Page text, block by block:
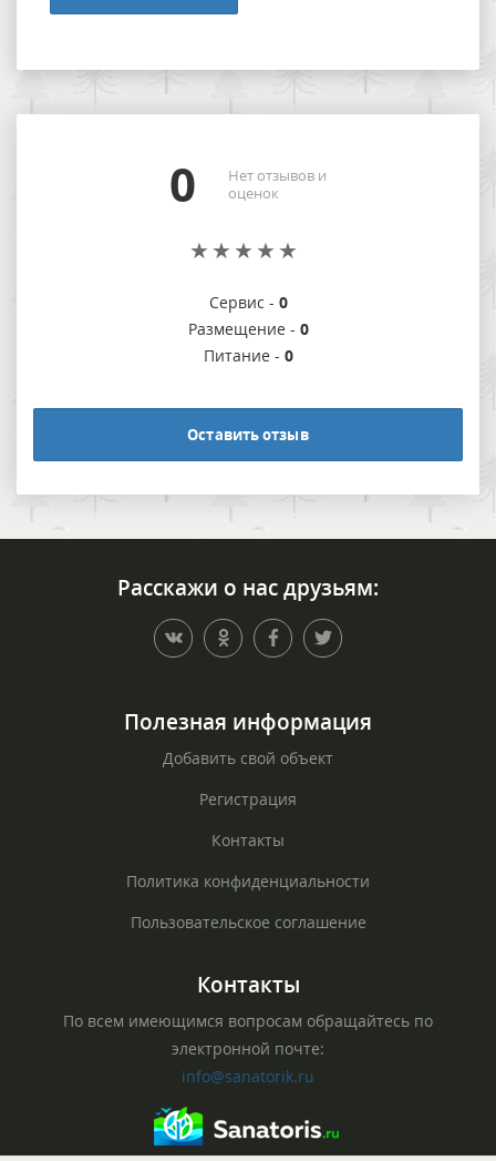
0
Нет отзывов и
оценок
Сервис - 0
Размещение - 0
Питание - 0
Оставить отзыв
Расскажи о нас друзьям:
Полезная информация
Добавить свой объект
Регистрация
Контакты
Политика конфиденциальности
Пользовательское соглашение
Контакты
По всем имеющимся вопросам обращайтесь по
электронной почте:
info@sanatorik.ru